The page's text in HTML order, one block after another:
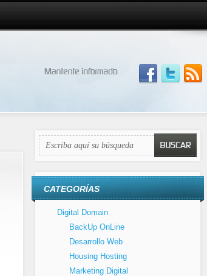
CATEGORÍAS
Digital Domain
BackUp OnLine
Desarrollo Web
Housing Hosting
Marketing Digital